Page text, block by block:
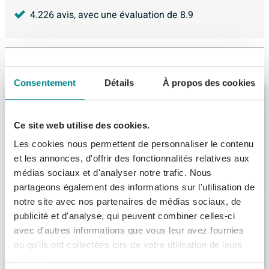
Consentement Détails À propos des cookies
Ce site web utilise des cookies.
Les cookies nous permettent de personnaliser le contenu
et les annonces, d'offrir des fonctionnalités relatives aux
médias sociaux et d'analyser notre trafic. Nous
partageons également des informations sur l'utilisation de
notre site avec nos partenaires de médias sociaux, de
publicité et d'analyse, qui peuvent combiner celles-ci
avec d'autres informations que vous leur avez fournies
ou qu'ils ont collectées lors de votre utilisation de leurs
4.226avis, avec une évaluation de 8.9
Articles similaires
BRAUER Impress armoire de toilette -
miroir double face - chêne à lamelles noir
Livraison:8 - 9 semaines
993, 14
INK SPK3 Armoire de toilette -
80x14x74cm - 2 portes - miroir double face
- étagère ouverte - interrupteur et prise -
placage MDF Naturel